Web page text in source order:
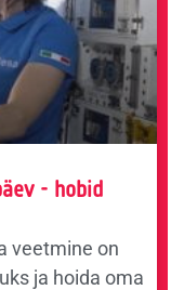
- hobid
veetmine on
ja hoida oma